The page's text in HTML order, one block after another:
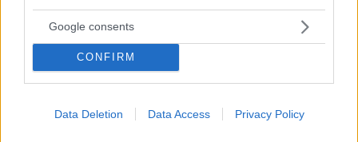
Google consents
CONFIRM
Data Deletion Data Access Privacy Policy
Μετά από τέσσερις δεκαετίες το Land Cruiser 70
Series παραμένει ένα άκρως ποθητό μοντέλο και η
Toyota δείχνει αποφασισμένη να το διατηρήσει στην
παραγωγή για αρκετά χρόνια ακόμα.